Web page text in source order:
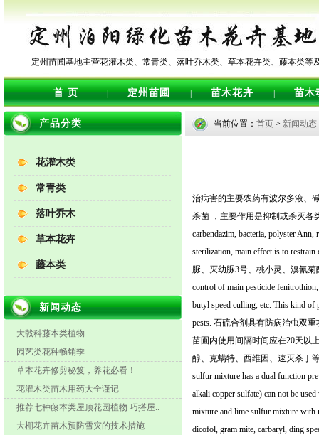
定州苗圃基地主营花灌木类、常青类、落叶乔木类、草本花卉类、藤本类等
首 页 | 定州苗圃 | 苗木花卉 | 苗木
产品分类
花灌木类
常青类
落叶乔木
草本花卉
藤本类
新闻动态
大戟科藤本类植物
园艺类花种畅销季
草本花卉修剪秘笈，养花必看！
花灌木类苗木用药大全谨记
推荐七种藤本类屋顶花园植物 巧搭屋..
大棚花卉苗木预防雪灾的技术措施
当前位置： 首页 > 新闻动态
治病害的主要农药有波尔多液、
杀菌 ，主要作用是抑制或杀灭各类
carbendazim, bacteria, polyster
sterilization, main effect is to
脲、灭幼脲3号、桃小灵、溴氰
control of main pesticide
butyl speed culling, etc. This kind of
pests. 石硫合剂具有防病治虫双
苗圃内使用间隔时间应在20天以
醇、克螨特、西维因、速灭杀丁
sulfur mixture has a dual function
alkali copper sulfate) can not be
mixture and lime sulfur mixture with
dicofol, gram mite, carbaryl, ding